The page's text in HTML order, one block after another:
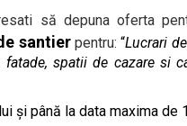
să depuna oferta
santierpentru:“Lucrari
spatii de cazare si
și până la data maxima de